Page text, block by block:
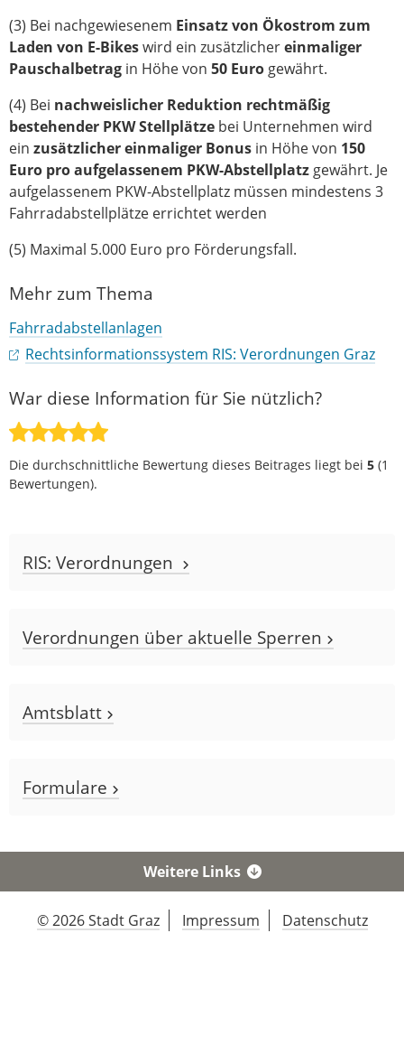
(3) Bei nachgewiesenem Einsatz von Ökostrom zum
Laden von E-Bikeswird ein zusätzlichereinmaliger
Pauschalbetrag in Höhe von 50 Euro gewährt.
(4) Bei nachweislicher Reduktion rechtmäßig
bestehender PKW Stellplätze bei Unternehmen wird
ein zusätzlicher einmaliger Bonus in Höhe von 150
Euro pro aufgelassenem PKW-Abstellplatz gewährt. Je
aufgelassenem PKW-Abstellplatz müssen mindestens 3
Fahrradabstellplätze errichtet werden
(5) Maximal 5.000 Euro pro Förderungsfall.
Mehr zum Thema
Fahrradabstellanlagen
Rechtsinformationssystem RIS: Verordnungen Graz
War diese Information für Sie nützlich?
Die durchschnittliche Bewertung dieses Beitrages liegt bei 5 (1
Bewertungen).
RIS: Verordnungen
Verordnungen über aktuelle Sperren
Amtsblatt
Formulare
Weitere Links
© 2026 Stadt Graz Impressum Datenschutz